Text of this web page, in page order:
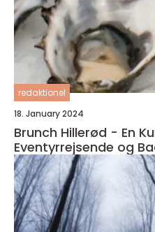
redaktionel
18. January 2024
Brunch Hillerød - En
Eventyrrejsende og